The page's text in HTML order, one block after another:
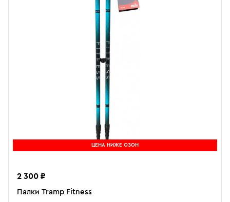
ЦЕНА НИЖЕ ОЗОН
2 300 ₽
Палки Tramp Fitness